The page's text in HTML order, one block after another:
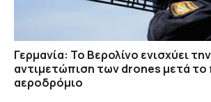
Γερμανία: Το Βερολίνο ενισχύει
αντιμετώπιση των drones μετά το
αεροδρόμιο